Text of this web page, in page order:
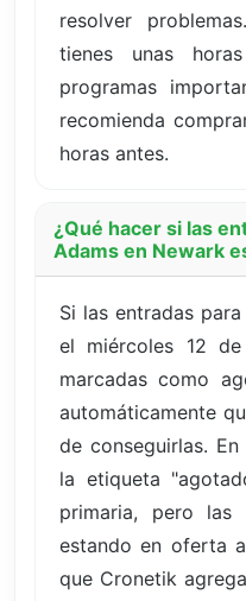
resolver
tienes unas
programas
recomienda
horas antes.
¿Qué hacer si las
Adams en Newark
Si las entradas
el miércoles 12
marcadas como
automáticamente
de conseguirlas.
la etiqueta
primaria, pero las
estando en oferta
que Cronetik